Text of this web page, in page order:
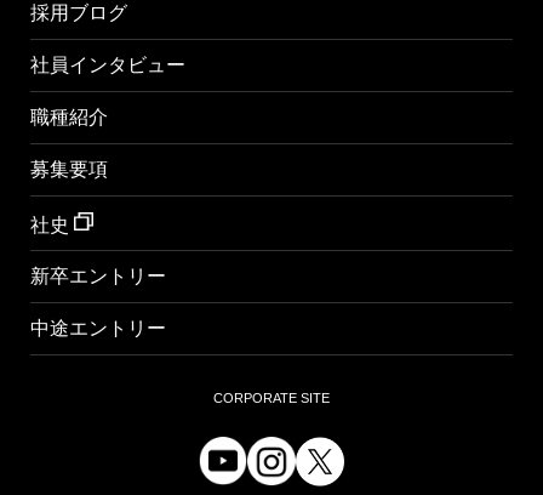
採用ブログ
社員インタビュー
職種紹介
募集要項
社史
新卒エントリー
中途エントリー
CORPORATE SITE